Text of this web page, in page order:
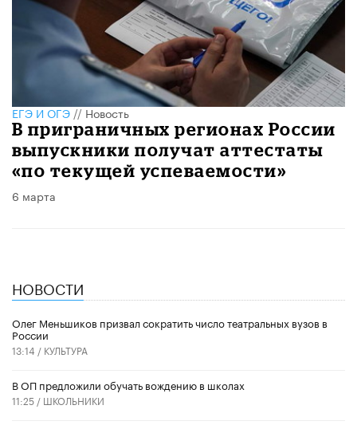
ЕГЭ И ОГЭ//Новость
В приграничных регионах России
выпускники получат аттестаты
«по текущей успеваемости»
6 марта
НОВОСТИ
Олег Меньшиков призвал сократить число театральных вузов в
России
13:14 / КУЛЬТУРА
В ОП предложили обучать вождению в школах
11:25 / ШКОЛЬНИКИ